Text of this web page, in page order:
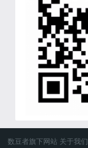
数豆者旗下网站 关于我们